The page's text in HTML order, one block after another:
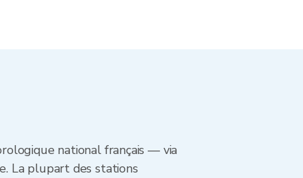
national français — via
La plupart des stations